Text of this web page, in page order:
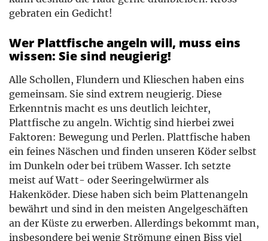
gebraten ein Gedicht!
Wer Plattfische angeln will, muss eins
wissen: Sie sind neugierig!
Alle Schollen, Flundern und Klieschen haben eins
gemeinsam. Sie sind extrem neugierig. Diese
Erkenntnis macht es uns deutlich leichter,
Plattfische zu angeln. Wichtig sind hierbei zwei
Faktoren: Bewegung und Perlen. Plattfische haben
ein feines Näschen und finden unseren Köder selbst
im Dunkeln oder bei trübem Wasser. Ich setzte
meist auf Watt- oder Seeringelwürmer als
Hakenköder. Diese haben sich beim Plattenangeln
bewährt und sind in den meisten Angelgeschäften
an der Küste zu erwerben. Allerdings bekommt man,
insbesondere bei wenig Strömung einen Biss viel